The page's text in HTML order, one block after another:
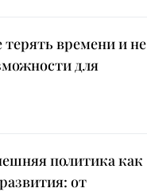
времени и не
для
политика как
от